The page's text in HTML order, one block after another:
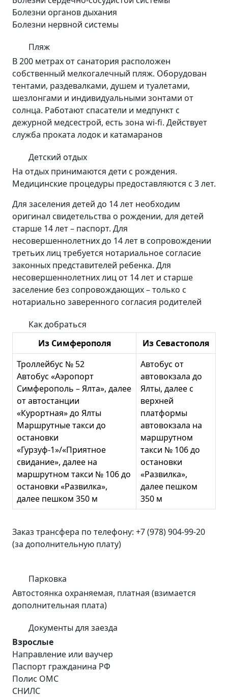
Болезни органов дыхания
Болезни нервной системы
Пляж
В 200 метрах от санатория расположен
собственный мелкогалечный пляж. Оборудован
тентами, раздевалками, душем и туалетами,
шезлонгами и индивидуальными зонтами от
солнца. Работают спасатели и медпункт с
дежурной медсестрой, есть зона wi-fi. Действует
служба проката лодок и катамаранов
Детский отдых
На отдых принимаются дети с рождения.
Медицинские процедуры предоставляются с 3 лет.
Для заселения детей до 14 лет необходим
оригинал свидетельства о рождении, для детей
старше 14 лет – паспорт. Для
несовершеннолетних до 14 лет в сопровождении
третьих лиц требуется нотариальное согласие
законных представителей ребенка. Для
несовершеннолетних лиц от 14 лет и старше
заселение без сопровождающих – только с
нотариально заверенного согласия родителей
Как добраться
Из Симферополя
Из Севастополя
Троллейбус № 52
Автобус «Аэропорт
Симферополь – Ялта», далее
от автостанции
«Курортная» до Ялты
Маршрутные такси до
остановки
«Гурзуф-1»/«Приятное
свидание», далее на
маршрутном такси № 106 до
остановки «Развилка»,
далее пешком 350 м
Автобус от
автовокзала до
Ялты, далее с
верхней
платформы
автовокзала на
маршрутном
такси № 106 до
остановки
«Развилка»,
далее пешком
350 м
Заказ трансфера по телефону: +7 (978) 904-99-20
(за дополнительную плату)
Парковка
Автостоянка охраняемая, платная (взимается
дополнительная плата)
Документы для заезда
Взрослые
Направление или ваучер
Паспорт гражданина РФ
Полис ОМС
СНИЛС